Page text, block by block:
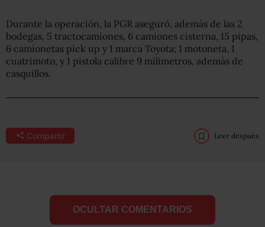
Durante la operación, la PGR aseguró, además de las 2
bodegas, 5 tractocamiones, 6 camiones cisterna, 15 pipas,
6 camionetas pick up y 1 marca Toyota; 1 motoneta, 1
cuatrimoto, y 1 pistola calibre 9 milímetros, además de
casquillos.
Compartir Leer después
OCULTAR COMENTARIOS